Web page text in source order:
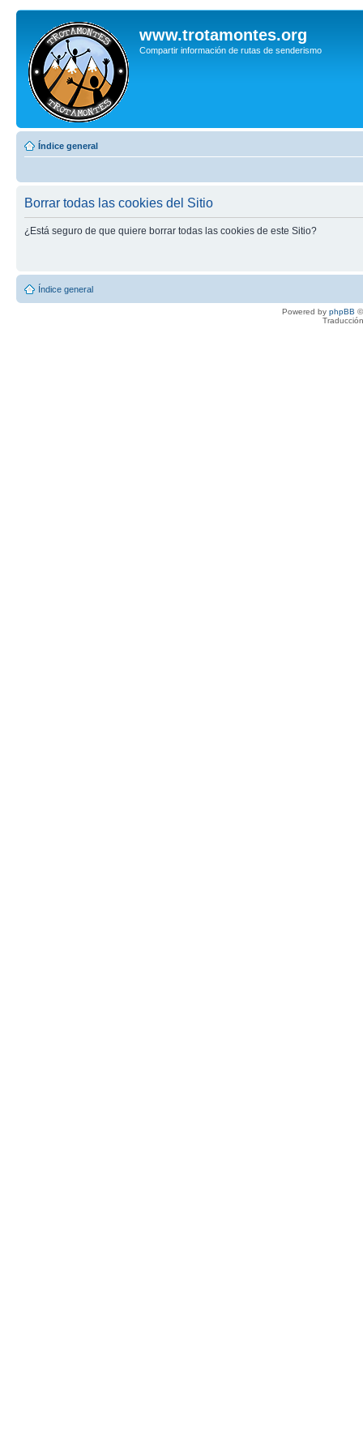
www.trotamontes.org
Compartir información de rutas de senderismo
Índice general
Borrar todas las cookies del Sitio
¿Está seguro de que quiere borrar todas las cookies de este Sitio?
Índice general
Powered by phpBB